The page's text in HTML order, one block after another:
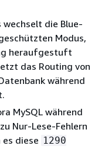
wechselt die Blue-
Modus,
heraufgestuft
das Routing von
während
MySQL während
Nur-Lese-Fehlern
es diese 1290